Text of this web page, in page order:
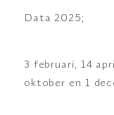
Data 2025;
3 februari, 14
oktober en 1